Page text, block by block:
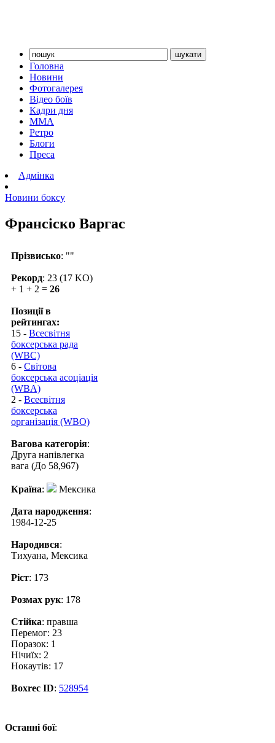
Головна
Новини
Фотогалерея
Відео боїв
Кадри дня
ММА
Ретро
Блоги
Преса
Адмінка
Новини боксу
Франсіско Варгас
Прізвисько: ""
Рекорд: 23 (17 KO)
+ 1 + 2 = 26
Позиції в
рейтингах:
15 - Всесвітня
боксерська рада
(WBC)
6 - Світова
боксерська асоціація
(WBA)
2 - Всесвітня
боксерська
організація (WBO)
Вагова категорія:
Друга напівлегка
вага (До 58,967)
Країна: Мексика
Дата народження:
1984-12-25
Народився:
Тихуана, Мексика
Ріст: 173
Розмах рук: 178
Стійка: правша
Перемог: 23
Поразок: 1
Нічиїх: 2
Нокаутів: 17
Boxrec ID: 528954
Останні бої: